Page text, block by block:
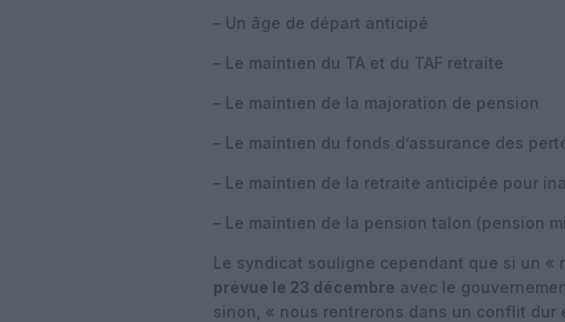
– Un âge de départ anticipé
– Le maintien du TA et du TAF retraite
– Le maintien de la majoration de pension
– Le maintien du fonds d’assurance des
– Le maintien de la retraite anticipée pour
– Le maintien de la pension talon (pension
Le syndicat souligne cependant que si un «
prévue le 23 décembre avec le
sinon, « nous rentrerons dans un conflit